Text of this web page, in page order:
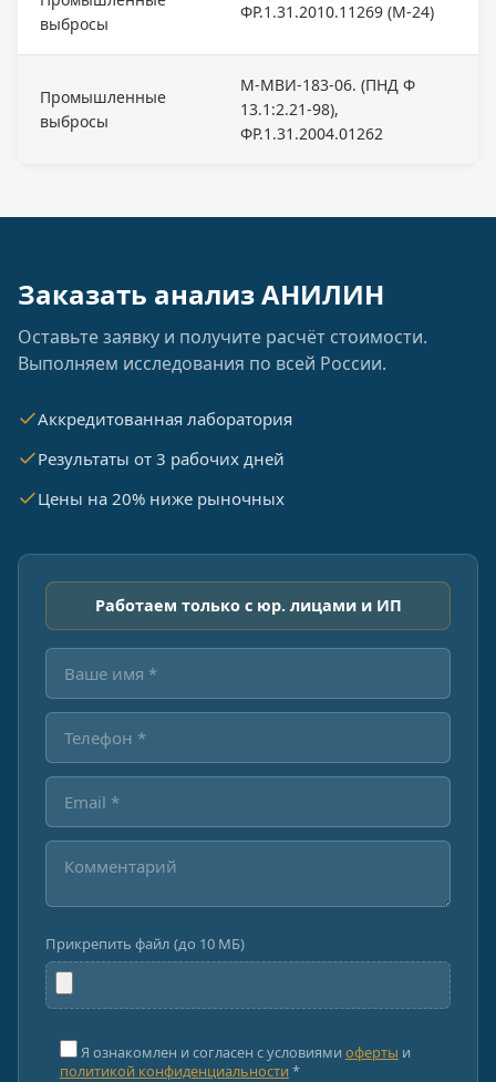
выбросы
ФР.1.31.2010.11269 (М-24)
Промышленные
выбросы
М-МВИ-183-06. (ПНД Ф
13.1:2.21-98),
ФР.1.31.2004.01262
Заказать анализ АНИЛИН
Оставьте заявку и получите расчёт стоимости.
Выполняем исследования по всей России.
Аккредитованная лаборатория
Результаты от 3 рабочих дней
Цены на 20% ниже рыночных
Работаем только с юр. лицами и ИП
Прикрепить файл (до 10 МБ)
Я ознакомлен и согласен с условиями оферты и
политикой конфиденциальности *